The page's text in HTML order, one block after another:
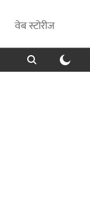
वेब स्टोरीज